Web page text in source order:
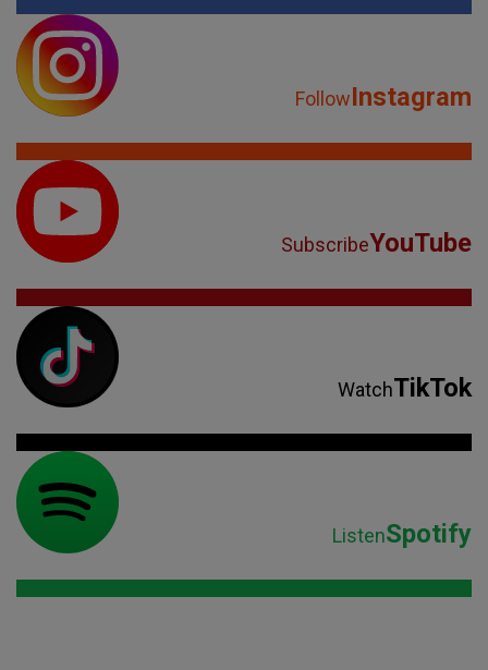
FollowInstagram
SubscribeYouTube
WatchTikTok
ListenSpotify